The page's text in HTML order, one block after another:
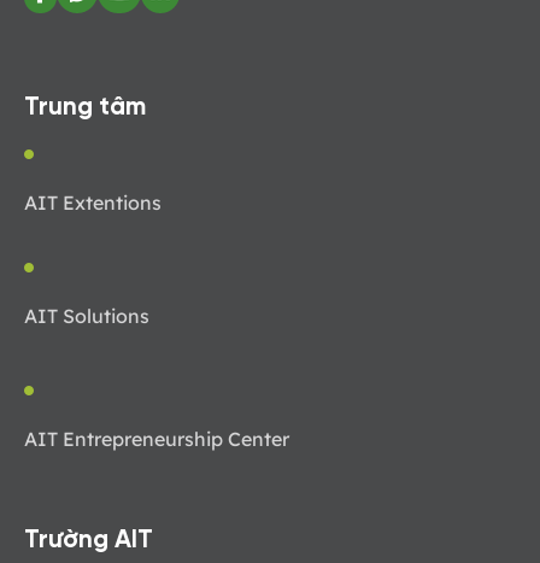
Trung tâm
AIT Extentions
AIT Solutions
AIT Entrepreneurship Center
Trường AIT